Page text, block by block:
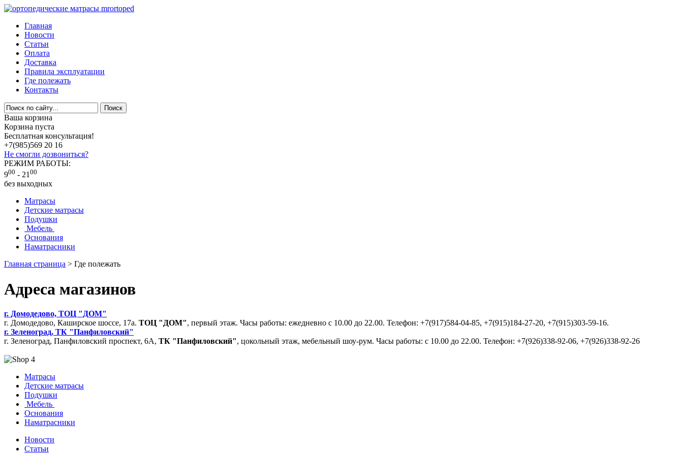
Главная
Новости
Статьи
Оплата
Доставка
Правила эксплуатации
Где полежать
Контакты
Ваша корзина
Корзина пуста
Бесплатная консультация!
+7(985)569 20 16
Не смогли дозвониться?
РЕЖИМ РАБОТЫ:
900 - 21 00
без выходных
Матрасы
Детские матрасы
Подушки
Мебель
Основания
Наматрасники
Главная страница > Где полежать
Адреса магазинов
г. Домодедово, ТОЦ "ДОМ"
г. Домодедово, Каширское шоссе, 17а. ТОЦ "ДОМ", первый этаж. Часы работы: ежедневно с 10.00 до 22.00. Телефон: +7(917)584-04-85, +7(915)184-27-20, +7(915)303-59-16.
г. Зеленоград, ТК "Панфиловский"
г. Зеленоград, Панфиловский проспект, 6А, ТК "Панфиловский", цокольный этаж, мебельный шоу-рум. Часы работы: с 10.00 до 22.00. Телефон: +7(926)338-92-06, +7(926)338-92-26
Матрасы
Детские матрасы
Подушки
Мебель
Основания
Наматрасники
Новости
Статьи